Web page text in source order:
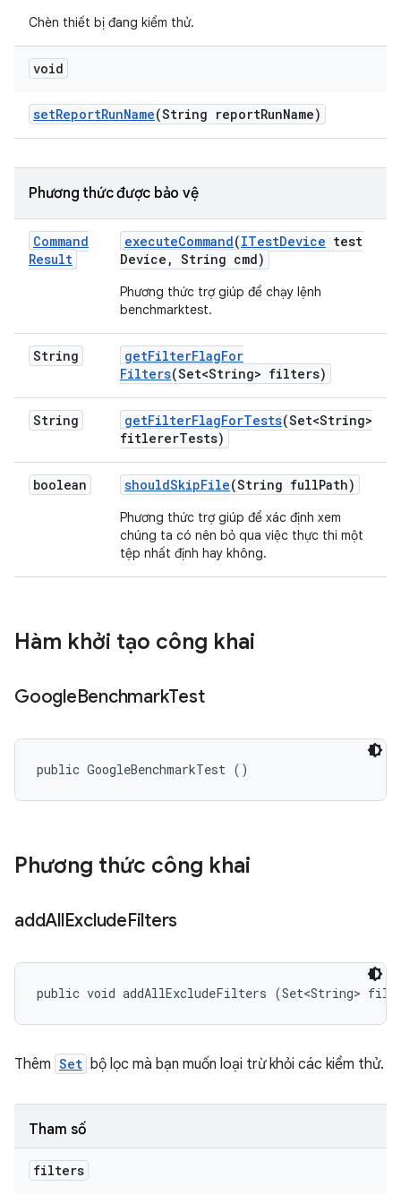
Chèn thiết bị đang kiểm thử.
void
setReportRunName(String reportRunName)
Phương thức được bảo vệ
Command
Result
executeCommand(ITestDevice test
Device , String cmd)
Phương thức trợ giúp để chạy lệnh
benchmarktest.
String getFilterFlagFor
Filters(Set<String> filters)
String getFilterFlagForTests(Set<String>
fitlererTests)
boolean shouldSkipFile(String fullPath)
Phương thức trợ giúp để xác định xem
chúng ta có nên bỏ qua việc thực thi một
tệp nhất định hay không.
Hàm khởi tạo công khai
GoogleBenchmarkTest
public GoogleBenchmarkTest ()
Phương thức công khai
addAllExcludeFilters
public void addAllExcludeFilters (Set<String>
Thêm Set bộ lọc mà bạn muốn loại trừ khỏi các kiểm thử.
Tham số
filters